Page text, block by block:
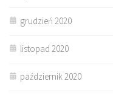
grudzień 2020
listopad 2020
październik 2020